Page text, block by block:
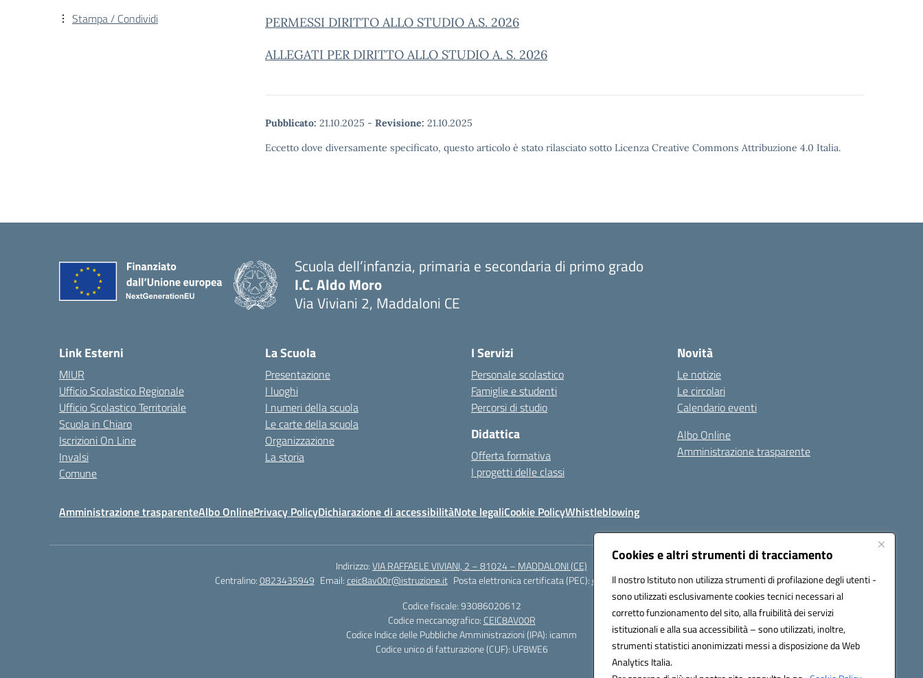
Cookies e altri strumenti di tracciamento
Il nostro Istituto non utilizza strumenti di profilazione degli utenti -
sono utilizzati esclusivamente cookies tecnici necessari al
corretto funzionamento del sito, alla fruibilità dei servizi
istituzionali e alla sua accessibilità – sono utilizzati, inoltre,
strumenti statistici anonimizzati messi a disposizione da Web
Analytics Italia.
PERMESSI DIRITTO ALLO STUDIO A.S. 2026
ALLEGATI PER DIRITTO ALLO STUDIO A. S. 2026
Pubblicato: 21.10.2025 - Revisione: 21.10.2025
Eccetto dove diversamente specificato, questo articolo è stato rilasciato sotto Licenza Creative Commons Attribuzione 4.0 Italia.
Stampa / Condividi
Scuola dell’infanzia, primaria e secondaria di primo grado
I.C. Aldo Moro
Via Viviani 2, Maddaloni CE
Link Esterni
MIUR
Ufficio Scolastico Regionale
Ufficio Scolastico Territoriale
Scuola in Chiaro
Iscrizioni On Line
Invalsi
Comune
La Scuola
Presentazione
I luoghi
I numeri della scuola
Le carte della scuola
Organizzazione
La storia
I Servizi
Personale scolastico
Famiglie e studenti
Percorsi di studio
Didattica
Offerta formativa
I progetti delle classi
Novità
Le notizie
Le circolari
Calendario eventi
Albo Online
Amministrazione trasparente
Amministrazione trasparenteAlbo OnlinePrivacy PolicyDichiarazione di accessibilitàNote legaliCookie PolicyWhistleblowing
Indirizzo:VIA RAFFAELE VIVIANI, 2 – 81024 – MADDALONI (CE)
Centralino:0823435949 Email:ceic8av00r@istruzione.it Posta elettronica certificata (PEC):ceic8av00r@pec.istruzione.it
Codice fiscale: 93086020612
Codice meccanografico: CEIC8AV00R
Codice Indice delle Pubbliche Amministrazioni (IPA): icamm
Codice unico di fatturazione (CUF): UF8WE6